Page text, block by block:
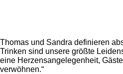
Thomas und Sandra definieren
Trinken sind unsere größte
eine Herzensangelegenheit,
verwöhnen.“